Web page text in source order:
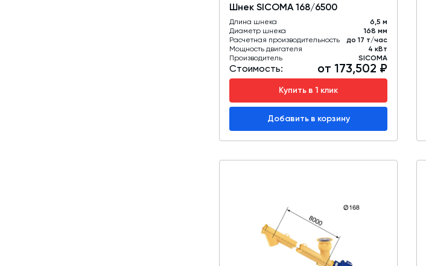
Шнек SICOMA 168/6500
Длина шнека
6,5 м
Диаметр шнека
168 мм
Расчетная производительность
до 17 т/час
Мощность двигателя
4 кВт
Производитель
SICOMA
Стоимость: от 173,502 ₽
Купить в 1 клик
Добавить в корзину